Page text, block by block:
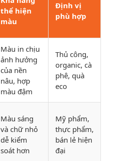
thể hiện
màu
Định vị
phù hợp
Màu in chịu
ảnh hưởng
của nền
nâu, hợp
màu đậm
Thủ công,
organic, cà
phê, quà
eco
Màu sáng
và chữ nhỏ
dễ kiểm
soát hơn
Mỹ phẩm,
thực phẩm,
bán lẻ hiện
đại